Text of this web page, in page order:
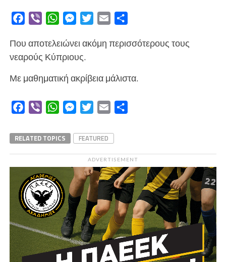
Facebook
Viber WhatsAppMessengerTwitterEmail
Που αποτελειώνει ακόμη περισσότερους τους
νεαρούς Κύπριους.
Με μαθηματική ακρίβεια μάλιστα.
Facebook
Viber WhatsAppMessengerTwitterEmail
RELATED TOPICS FEATURED
ADVERTISEMENT